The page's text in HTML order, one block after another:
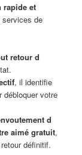
rapide et
de
retour d
, il identifie
votre
d
aimé gratuit,
définitif.